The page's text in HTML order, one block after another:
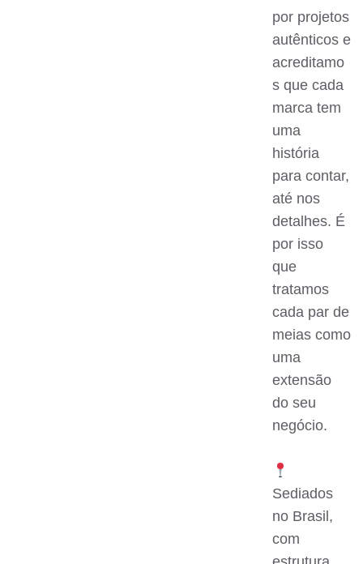
por projetos
autênticos e
acreditamo
s que cada
marca tem
uma
história
para contar,
até nos
detalhes. É
por isso
que
tratamos
cada par de
meias como
uma
extensão
do seu
negócio.
Sediados
no Brasil,
com